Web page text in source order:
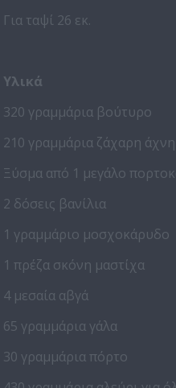
Για ταψί 26 εκ.
Υλικά
320 γραμμάρια βούτυρο
210 γραμμάρια ζάχαρη άχνη
Ξύσμα από 1 μεγάλο
2 δόσεις βανίλια
1 γραμμάριο μοσχοκάρυδο
1 πρέζα σκόνη μαστίχα
4 μεσαία αβγά
65 γραμμάρια γάλα
30 γραμμάρια πόρτο